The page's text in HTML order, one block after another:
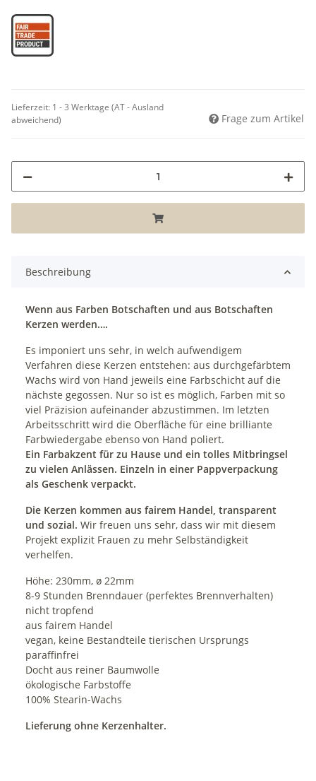
Lieferzeit: 1 - 3 Werktage (AT - Ausland
abweichend)
Frage zum Artikel
Beschreibung
Wenn aus Farben Botschaften und aus Botschaften
Kerzen werden….
Es imponiert uns sehr, in welch aufwendigem
Verfahren diese Kerzen entstehen: aus durchgefärbtem
Wachs wird von Hand jeweils eine Farbschicht auf die
nächste gegossen. Nur so ist es möglich, Farben mit so
viel Präzision aufeinander abzustimmen. Im letzten
Arbeitsschritt wird die Oberfläche für eine brilliante
Farbwiedergabe ebenso von Hand poliert.
Ein Farbakzent für zu Hause und ein tolles Mitbringsel
zu vielen Anlässen. Einzeln in einer Pappverpackung
als Geschenk verpackt.
Die Kerzen kommen aus fairem Handel, transparent
und sozial. Wir freuen uns sehr, dass wir mit diesem
Projekt explizit Frauen zu mehr Selbständigkeit
verhelfen.
Höhe: 230mm, ø 22mm
8-9 Stunden Brenndauer (perfektes Brennverhalten)
nicht tropfend
aus fairem Handel
vegan, keine Bestandteile tierischen Ursprungs
paraffinfrei
Docht aus reiner Baumwolle
ökologische Farbstoffe
100% Stearin-Wachs
Lieferung ohne Kerzenhalter.